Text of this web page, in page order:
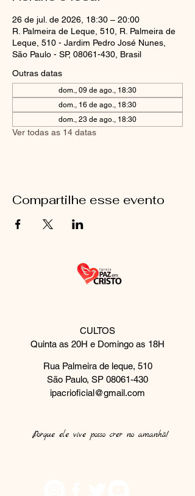
26 de jul. de 2026, 18:30 – 20:00
R. Palmeira de Leque, 510, R. Palmeira de
Leque, 510 - Jardim Pedro José Nunes,
São Paulo - SP, 08061-430, Brasil
Outras datas
dom., 09 de ago., 18:30
dom., 16 de ago., 18:30
dom., 23 de ago., 18:30
Ver todas as 14 datas
Compartilhe esse evento
CULTOS
Quinta as 20H e Domingo as 18H
Rua Palmeira de leque, 510
São Paulo, SP 08061-430
ipacrioficial@gmail.com
Porque ele vive posso crer no amanhã!​